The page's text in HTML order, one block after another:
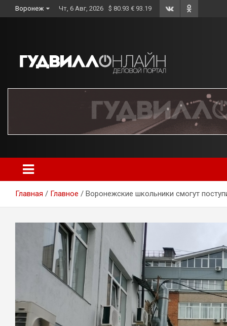
to
Воронеж Чт, 6 Авг, 2026 $ 80.93 € 93.19
Главная Главное Воронежские школьники смогут